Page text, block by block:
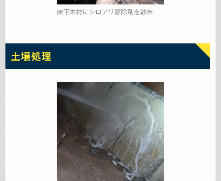
床下木材にシロアリ駆除剤を散布
土壌処理